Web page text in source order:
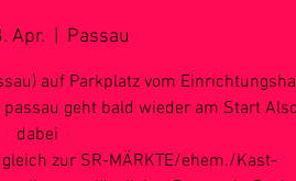
Apr. Passau
auf Parkplatz vom
passau geht bald wieder am Start
dabei
zur SR-MÄRKTE/ehem./Kast-